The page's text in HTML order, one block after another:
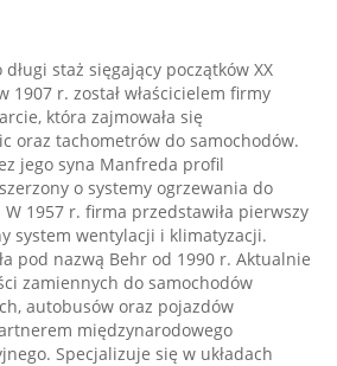
staż sięgający początków XX
1907 r. został właścicielem firmy
która zajmowała się
oraz tachometrów do samochodów.
jego syna Manfreda profil
o systemy ogrzewania do
1957 r. firma przedstawiła pierwszy
system wentylacji i klimatyzacji.
pod nazwą Behr od 1990 r. Aktualnie
zamiennych do samochodów
autobusów oraz pojazdów
międzynarodowego
Specjalizuje się w układach